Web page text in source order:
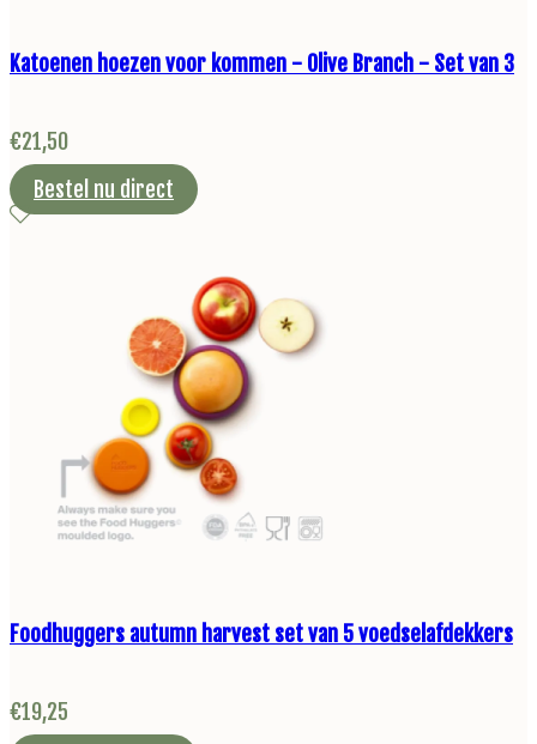
Katoenen hoezen voor kommen - Olive Branch - Set van 3
€21,50
Bestel nu direct
Foodhuggers autumn harvest set van 5 voedselafdekkers
€19,25